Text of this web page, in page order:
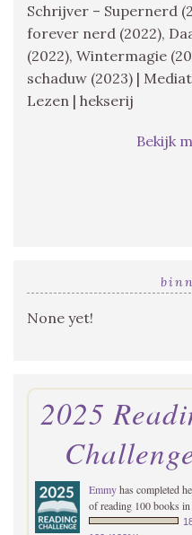
Schrijver – Supernerd
forever nerd (2022),
(2022), Wintermagie
schaduw (2023) |
Lezen | hekserij
Bekijk
None yet!
2025
Emmyhas completed
of reading 100 books